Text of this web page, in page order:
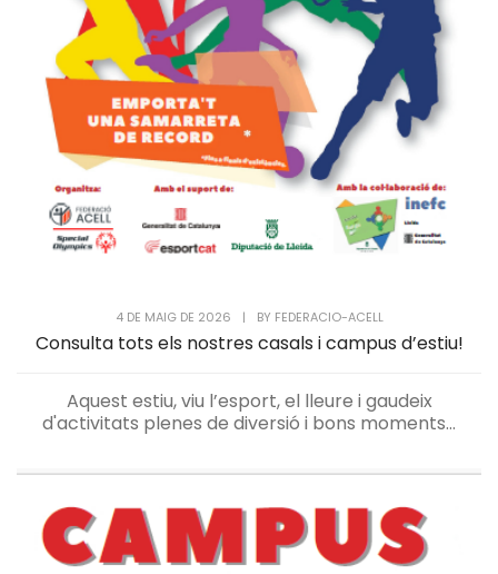
4 DE MAIG DE 2026 | BY FEDERACIO-ACELL
Consulta tots els nostres casals i campus d’estiu!
Aquest estiu, viu l’esport, el lleure i gaudeix
d'activitats plenes de diversió i bons moments...